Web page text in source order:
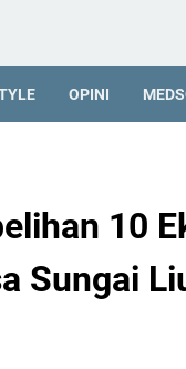
OPINI
10
Sungai